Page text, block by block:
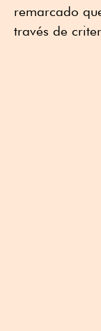
remarcado
través de